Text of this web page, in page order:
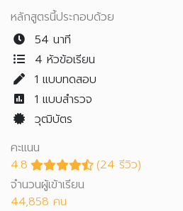
หลักสูตรนี้ประกอบด้วย
54 นาที
4 หัวข้อเรียน
1 แบบทดสอบ
1 แบบสำรวจ
วุฒิบัตร
คะแนน
4.8
(24 รีวิว)
จำนวนผู้เข้าเรียน
44,858 คน